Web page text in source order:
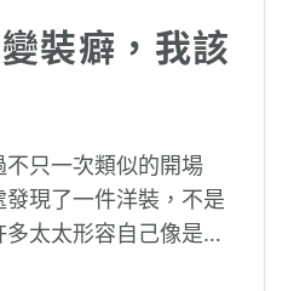
裝癖，我該
只一次類似的開場
現了一件洋裝，不是
太太形容自己像是踩